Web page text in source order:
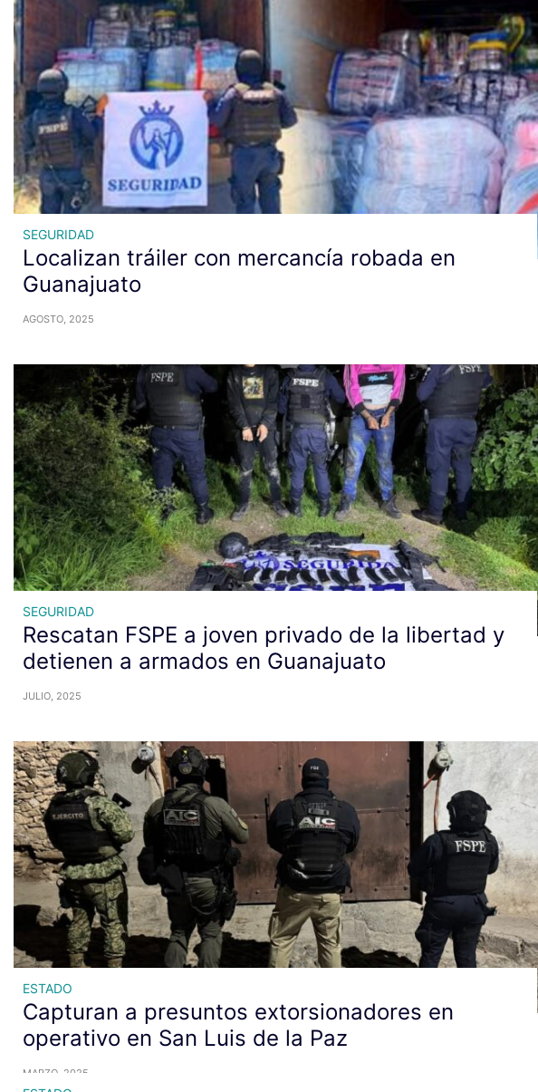
SEGURIDAD
Localizan tráiler con mercancía robada en
Guanajuato
AGOSTO, 2025
SEGURIDAD
Rescatan FSPE a joven privado de la libertad y
detienen a armados en Guanajuato
JULIO, 2025
ESTADO
Capturan a presuntos extorsionadores en
operativo en San Luis de la Paz
MARZO, 2025